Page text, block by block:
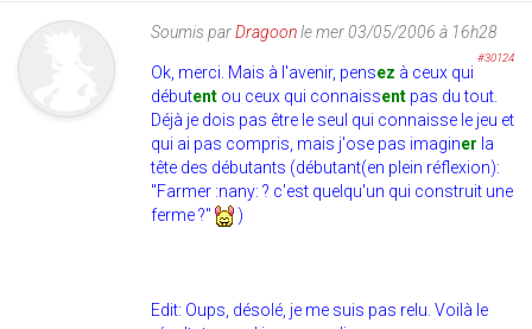
Soumis parDragoonle mer 03/05/2006 à 16h28
#30124
Ok, merci. Mais à l'avenir, pensez à ceux qui
débutent ou ceux qui connaissent pas du tout.
Déjà je dois pas être le seul qui connaisse le jeu et
qui ai pas compris, mais j'ose pas imaginer la
tête des débutants (débutant(en plein réflexion):
"Farmer :nany: ? c'est quelqu'un qui construit une
ferme ?"
)
Edit: Oups, désolé, je me suis pas relu. Voilà le